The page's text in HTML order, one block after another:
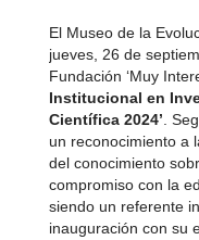
El Museo de la
jueves, 26 de
Fundación ‘Muy
Institucional en
Científica 2024’ .
un reconocimiento a
del conocimiento
compromiso con la
siendo un referente
inauguración con su